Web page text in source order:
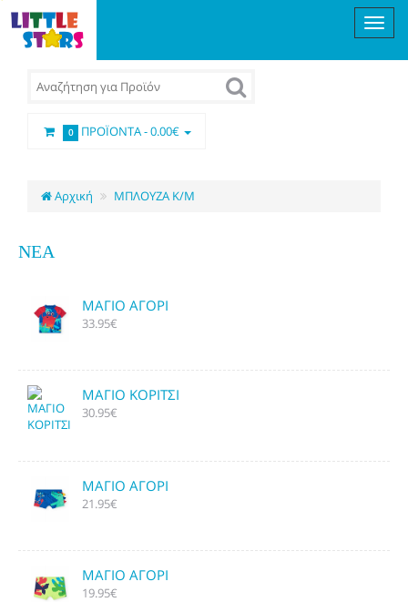
0 ΠΡΟΪΌΝΤΑ -0.00€
Αρχική ΜΠΛΟΥΖΑ Κ/Μ
ΝΈΑ
ΜΑΓΙΟ ΑΓΟΡΙ
33.95€
ΜΑΓΙΟ ΚΟΡΙΤΣΙ
30.95€
ΜΑΓΙΟ ΑΓΟΡΙ
21.95€
ΜΑΓΙΟ ΑΓΟΡΙ
19.95€